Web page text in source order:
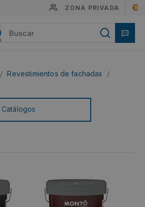
ZONA PRIVADA
/ Revestimientos de fachadas
/
Catálogos